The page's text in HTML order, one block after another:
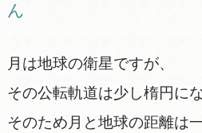
ん
月は地球の衛星ですが、
その公転軌道は少し楕円に
そのため月と地球の距離は